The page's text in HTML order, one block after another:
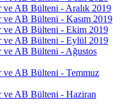
ve AB Bülteni - Aralık 2019
ve AB Bülteni - Kasım 2019
ve AB Bülteni - Ekim 2019
ve AB Bülteni - Eylül 2019
ve AB Bülteni - Ağustos
ve AB Bülteni - Temmuz
ve AB Bülteni - Haziran